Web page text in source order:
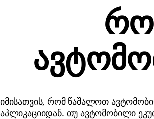
იმისათვის, რომ წაშალოთ
აპლიკაციიდან. თუ ავტომობილი